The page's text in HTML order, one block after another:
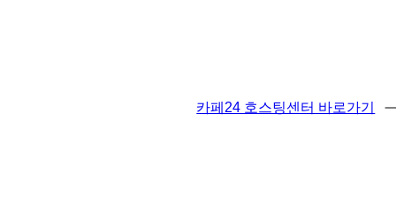
카페24 호스팅센터 바로가기